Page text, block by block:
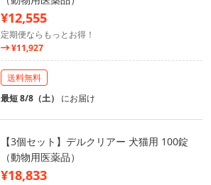
¥12,555
定期便ならもっとお得！
¥11,927
送料無料
最短 8/8（土） にお届け
【3個セット】デルクリアー 犬猫用 100錠
（動物用医薬品）
¥18,833